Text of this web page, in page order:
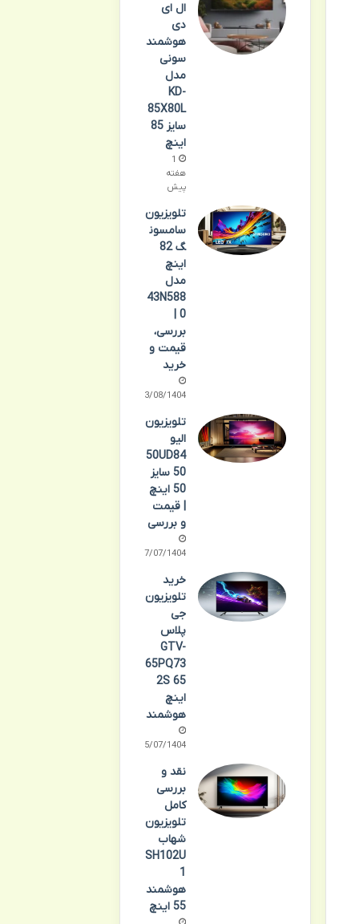
ال ای
دی
هوشمند
سونی
مدل
KD-
85X80L
سایز 85
اینچ
1
هفته
پیش
تلویزیون
سامسون
گ 82
اینچ
مدل
43N588
0 |
بررسی،
قیمت و
خرید
13/08/1404
تلویزیون
الیو
50UD84
50 سایز
50 اینچ
| قیمت
و بررسی
27/07/1404
خرید
تلویزیون
جی
پلاس
GTV-
65PQ73
2S 65
اینچ
هوشمند
05/07/1404
نقد و
بررسی
کامل
تلویزیون
شهاب
SH102U
1
هوشمند
55 اینچ